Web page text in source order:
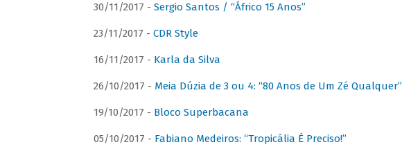
30/11/2017 - Sergio Santos / “Áfrico 15 Anos”
23/11/2017 - CDR Style
16/11/2017 - Karla da Silva
26/10/2017 - Meia Dúzia de 3 ou 4: “80 Anos de Um Zé Qualquer”
19/10/2017 - Bloco Superbacana
05/10/2017 - Fabiano Medeiros: “Tropicália É Preciso!”